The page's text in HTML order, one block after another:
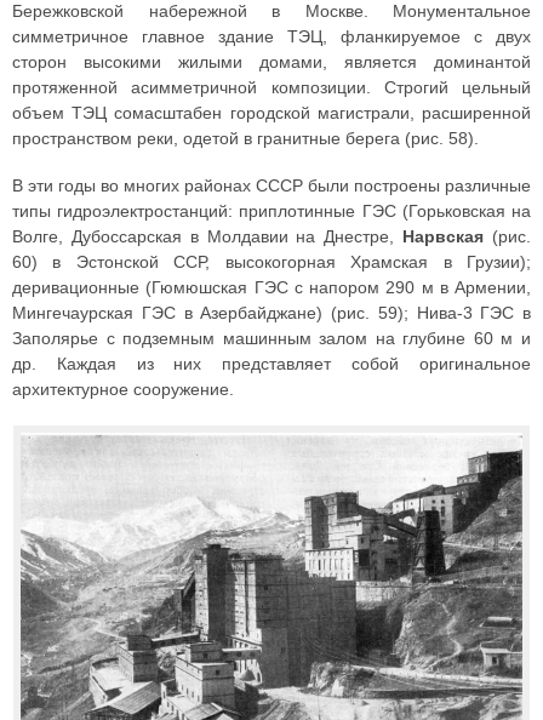
Бережковской набережной в Москве. Монументальное
симметричное главное здание ТЭЦ, фланкируемое с двух
сторон высокими жилыми домами, является доминантой
протяженной асимметричной композиции. Строгий цельный
объем ТЭЦ сомасштабен городской магистрали, расширенной
пространством реки, одетой в гранитные берега (рис. 58).
В эти годы во многих районах СССР были построены различные
типы гидроэлектростанций: приплотинные ГЭС (Горьковская на
Волге, Дубоссарская в Молдавии на Днестре, Нарвская (рис.
60) в Эстонской ССР, высокогорная Храмская в Грузии);
деривационные (Гюмюшская ГЭС с напором 290 м в Армении,
Мингечаурская ГЭС в Азербайджане) (рис. 59); Нива-3 ГЭС в
Заполярье с подземным машинным залом на глубине 60 м и
др. Каждая из них представляет собой оригинальное
архитектурное сооружение.